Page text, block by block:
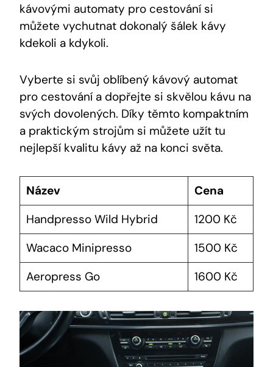
kávovými automaty pro cestování si
můžete vychutnat dokonalý šálek kávy
kdekoli a kdykoli.
Vyberte si svůj oblíbený kávový automat
pro cestování a dopřejte si skvělou kávu na
svých dovolených. Díky těmto kompaktním
a praktickým strojům si můžete užít tu
nejlepší kvalitu kávy až na konci světa.
Název
Cena
Handpresso Wild Hybrid
1200 Kč
Wacaco Minipresso
1500 Kč
Aeropress Go
1600 Kč